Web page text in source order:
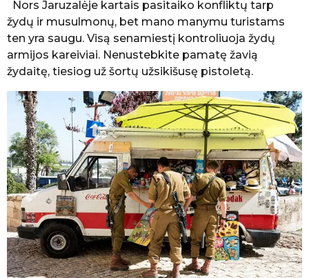
Nors Jaruzalėje kartais pasitaiko konfliktų tarp
žydų ir musulmonų, bet mano manymu turistams
ten yra saugu. Visą senamiestį kontroliuoja žydų
armijos kareiviai. Nenustebkite pamatę žavią
žydaitę, tiesiog už šortų užsikišusę pistoletą.